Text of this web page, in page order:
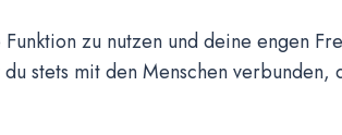
zu nutzen und deine engen
stets mit den Menschen